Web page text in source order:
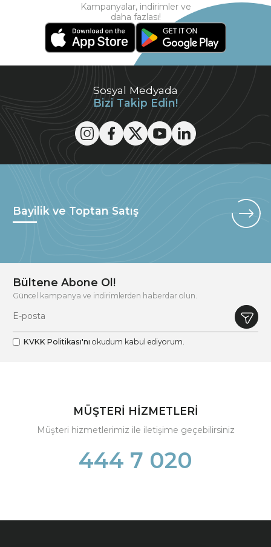
Sosyal Medyada
Bizi Takip Edin!
Kampanyalar, indirimler ve
daha fazlası!
Bayilik ve Toptan Satış
Bültene Abone Ol!
Güncel kampanya ve indirimlerden haberdar olun.
KVKK Politikası'nı okudum kabul ediyorum.
MÜŞTERİ HİZMETLERİ
Müşteri hizmetlerimiz ile iletişime geçebilirsiniz
444 7 020